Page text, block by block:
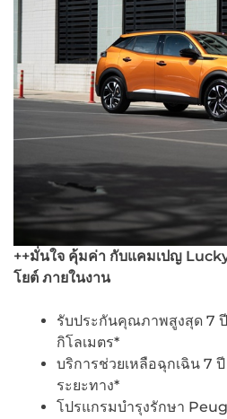
++มั่นใจ คุ้มค่า กับแคมเปญ
โยต์ ภายในงาน
รับประกันคุณภาพสูงสุด 7
กิโลเมตร*
บริการช่วยเหลือฉุกเฉิน 7
ระยะทาง*
โปรแกรมบำรุงรักษา